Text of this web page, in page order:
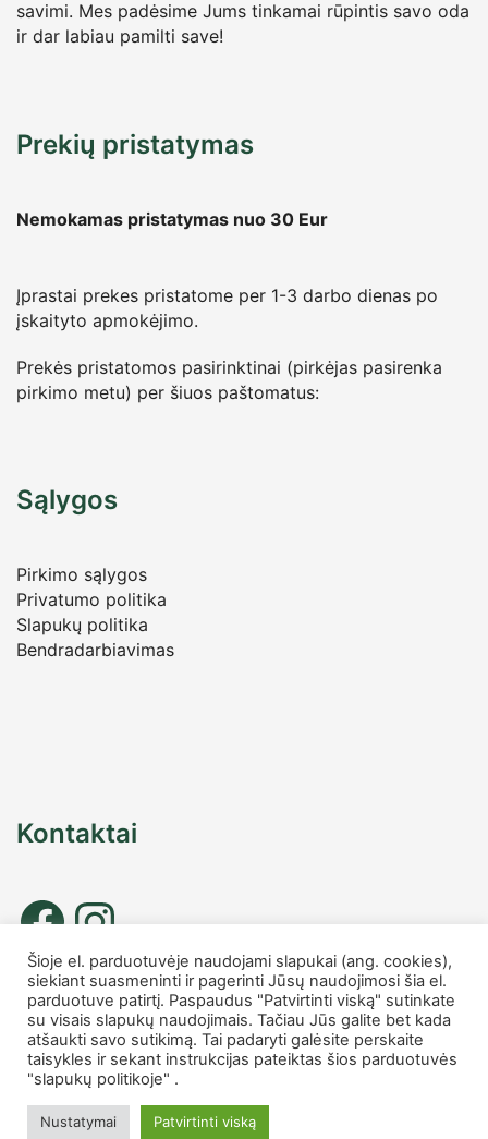
savimi. Mes padėsime Jums tinkamai rūpintis savo oda
ir dar labiau pamilti save!
Prekių pristatymas
Nemokamas pristatymas nuo 30 Eur
Įprastai prekes pristatome per 1-3 darbo dienas po
įskaityto apmokėjimo.
Prekės pristatomos pasirinktinai (pirkėjas pasirenka
pirkimo metu) per šiuos paštomatus:
Sąlygos
Pirkimo sąlygos
Privatumo politika
Slapukų politika
Bendradarbiavimas
Kontaktai
Tel. nr.: +37067677885
info@charmshop.lt
MB Charmshop
Įmonės kodas 306007816
PVM kodas LT100014759418
Šioje el. parduotuvėje naudojami slapukai (ang. cookies),
siekiant suasmeninti ir pagerinti Jūsų naudojimosi šia el.
parduotuve patirtį. Paspaudus "Patvirtinti viską" sutinkate
su visais slapukų naudojimais. Tačiau Jūs galite bet kada
atšaukti savo sutikimą. Tai padaryti galėsite perskaite
taisykles ir sekant instrukcijas pateiktas šios parduotuvės
"slapukų politikoje" .
Nustatymai Patvirtinti viską